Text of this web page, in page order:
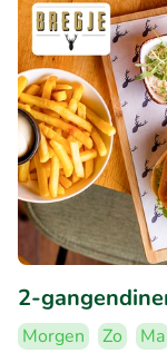
2-
Morgen Zo Ma